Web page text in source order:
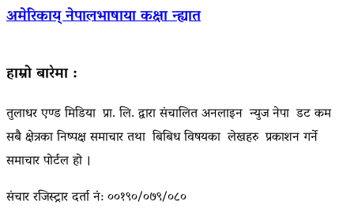
अमेरिकाय् नेपालभाषाया कक्षा न्ह्यात
हाम्रो बारेमा :
तुलाधर एण्ड मिडिया प्रा. लि. द्वारा संचालित अनलाइन न्युज नेपा डट कम
सबै क्षेत्रका निष्पक्ष समाचार तथा बिबिध विषयका लेखहरु प्रकाशन गर्ने
समाचार पोर्टल हो ।
संचार रजिस्ट्रार दर्ता नं: ००१९०/०७९/०८०